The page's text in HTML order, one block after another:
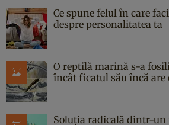
Ce spune felul în care
despre personalitatea ta
O reptilă marină s-a
încât ficatul său încă are
Soluția radicală dintr-un